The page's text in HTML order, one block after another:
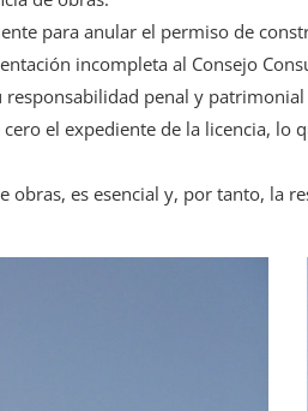
para anular el permiso de
incompleta al Consejo
penal y
cero el expediente de la licencia,
obras, es esencial y, por tanto, la